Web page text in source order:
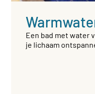
Een bad met water
je lichaam